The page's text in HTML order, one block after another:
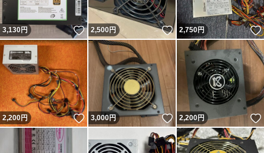
3,130円 いいね！
2,500円 いいね！
2,750円
2,200円 いいね！
3,000円 いいね！
2,200円